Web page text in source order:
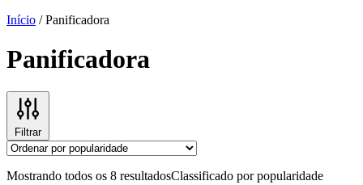
Início /Panificadora
Panificadora
Filtrar
Mostrando todos os 8 resultadosClassificado por popularidade